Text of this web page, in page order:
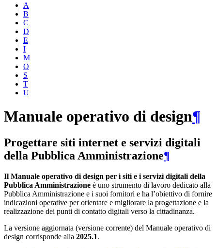
A
B
C
D
E
I
M
O
S
T
U
Manuale operativo di design¶
Progettare siti internet e servizi digitali
della Pubblica Amministrazione¶
Il Manuale operativo di design per i siti e i servizi digitali della
Pubblica Amministrazione è uno strumento di lavoro dedicato alla
Pubblica Amministrazione e i suoi fornitori e ha l’obiettivo di fornire
indicazioni operative per orientare e migliorare la progettazione e la
realizzazione dei punti di contatto digitali verso la cittadinanza.
La versione aggiornata (versione corrente) del Manuale operativo di
design corrisponde alla 2025.1.